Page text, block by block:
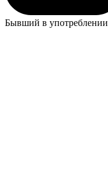
Бывший в употреблении